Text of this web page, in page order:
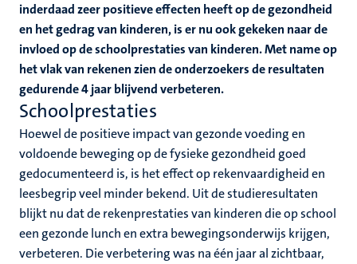
inderdaad zeer positieve effecten heeft op de gezondheid
en het gedrag van kinderen, is er nu ook gekeken naar de
invloed op de schoolprestaties van kinderen. Met name op
het vlak van rekenen zien de onderzoekers de resultaten
gedurende 4 jaar blijvend verbeteren.
Schoolprestaties
Hoewel de positieve impact van gezonde voeding en
voldoende beweging op de fysieke gezondheid goed
gedocumenteerd is, is het effect op rekenvaardigheid en
leesbegrip veel minder bekend. Uit de studieresultaten
blijkt nu dat de rekenprestaties van kinderen die op school
een gezonde lunch en extra bewegingsonderwijs krijgen,
verbeteren. Die verbetering was na één jaar al zichtbaar,